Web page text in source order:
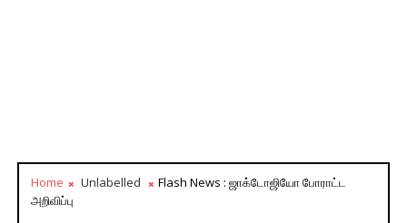
Home Unlabelled
Flash News : ஜாக்டோஜியோ போராட்ட
அறிவிப்பு